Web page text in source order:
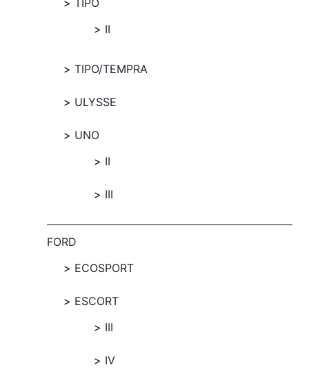
TIPO
II
TIPO/TEMPRA
ULYSSE
UNO
II
III
FORD
ECOSPORT
ESCORT
III
IV